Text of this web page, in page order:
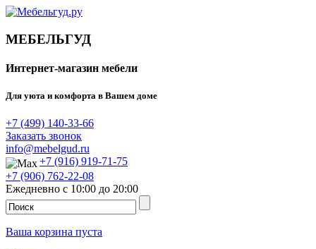
МЕБЕЛЬГУД
Интернет-магазин мебели
Для уюта и комфорта в Вашем доме
+7 (499) 140-33-66
Заказать звонок
info@mebelgud.ru
+7 (916) 919-71-75
+7 (906) 762-22-08
Ежедневно с 10:00 до 20:00
Ваша корзина пуста